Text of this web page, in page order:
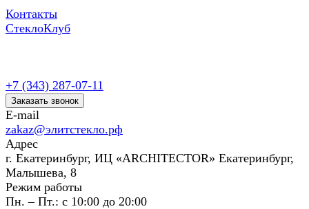
Контакты
СтеклоКлуб
+7 (343) 287-07-11
Заказать звонок
E-mail
zakaz@элитстекло.рф
Адрес
г. Екатеринбург, ИЦ «ARCHITECTOR» Екатеринбург,
Малышева, 8
Режим работы
Пн. – Пт.: с 10:00 до 20:00